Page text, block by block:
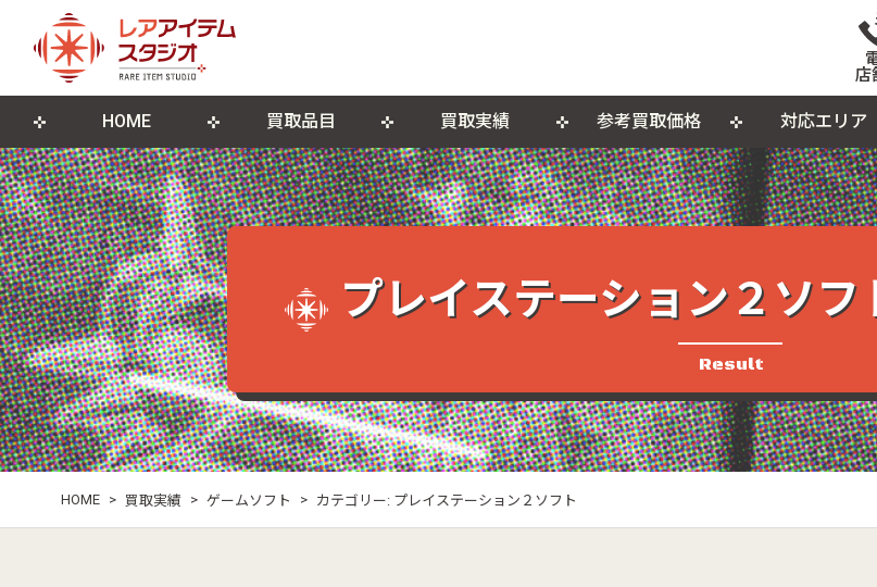
店
HOME 買取品目
ゲームソフト ゲーム機本体 おもちゃ
DVD・Blu-ray レコード カセットテープ
ポスター・紙モノ その他関連品
買取実績 参考買取価格 対応エリア
来店買取について 宅配買取について 出張買取について
遺品整理・生前整理
店舗概要 ブログ おしらせ
古物営業法に基づく表記
プレイステーション２ソ
Result
HOME > 買取実績 > ゲームソフト > カテゴリー: プレイステーション２ソフト